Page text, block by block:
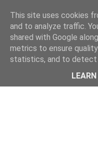
This site uses cookies
and to analyze traffic.
shared with Google
metrics to ensure
statistics, and to detect